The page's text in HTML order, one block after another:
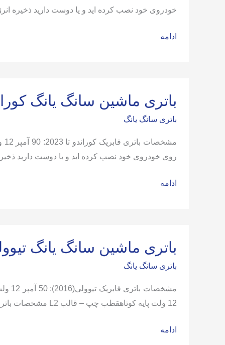
خودروی خود نصب کرده اید و یا دوست دارید ذخیره
باتری
ادامه
باتری ماشین سانگ یانگ
باتری سانگ یانگ
روی خودروی خود نصب کرده اید و یا دوست دارید
باتری
کوراندو
ادامه
باتری ماشین سانگ یانگ
باتری سانگ یانگ
12 ولت پایه کوتاهقطب چپ – قالب L2 مشخصات باتری جایگزین: — توصیه کلی : اگر سیستم اضافی مثل ساب و آمپلی فایر روی خودروی خود نصب کرده
باتری
ادامه